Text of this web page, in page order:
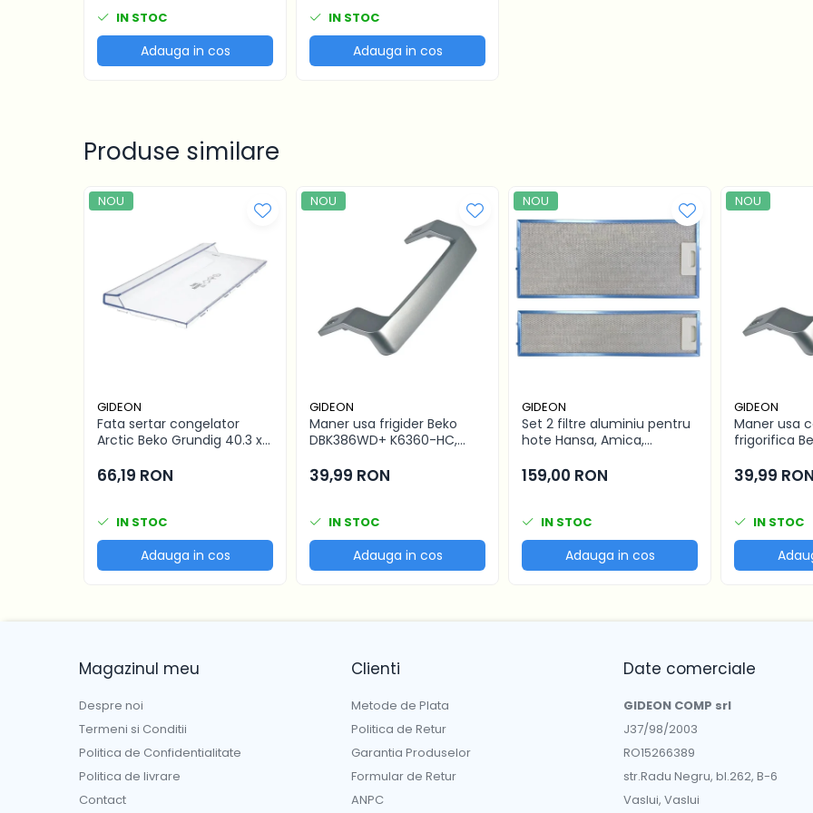
IN STOC
Adauga in cos
IN STOC
Adauga in cos
Produse similare
NOU
GIDEON
Fata sertar congelator
Arctic Beko Grundig 40.3 x
C00911422
66,19 RON
IN STOC
Adauga in cos
NOU
GIDEON
Maner usa frigider Beko
DBK386WD+ K6360-HC,
39,99 RON
IN STOC
Adauga in cos
NOU
GIDEON
Set 2 filtre aluminiu pentru
hote Hansa, Amica,
filtru parte mobila,
47.7x20.4 cm si 47.7x12.9
159,00 RON
IN STOC
Adauga in cos
NOU
GIDEON
Maner usa
frigorifica
distanta
39,99
IN STOC
Magazinul meu
Despre noi
Termeni si Conditii
Politica de Confidentialitate
Politica de livrare
Contact
Clienti
Metode de Plata
Politica de Retur
Garantia Produselor
Formular de Retur
ANPC
Date comerciale
GIDEON COMP srl
J37/98/2003
RO15266389
str.Radu Negru, bl.262, B-6
Vaslui, Vaslui